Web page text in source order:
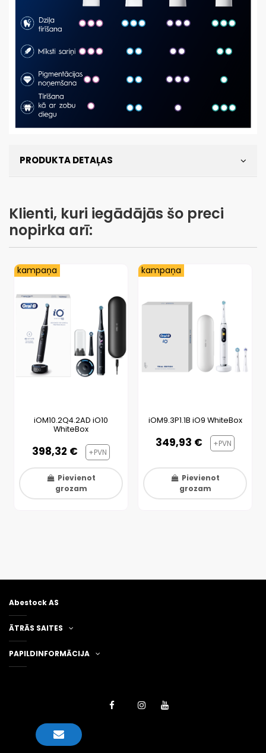
PRODUKTA DETAĻAS
Klienti, kuri iegādājās šo preci
nopirka arī:
kampaņa
iOM10.2Q4.2AD iO10
WhiteBox
398,32 € +PVN
Pievienot
grozam
kampaņa
iOM9.3P1.1B iO9 WhiteBox
349,93 € +PVN
Pievienot
grozam
Abestock AS
ĀTRĀS SAITES
PAPILDINFORMĀCIJA